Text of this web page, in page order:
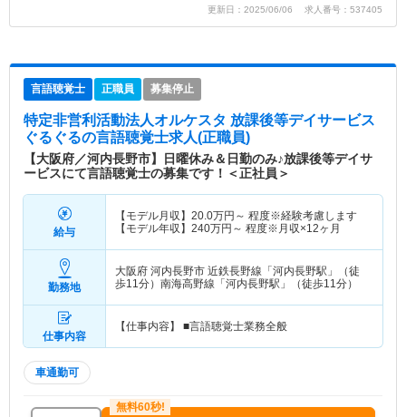
更新日：2025/06/06 求人番号：537405
言語聴覚士 正職員 募集停止
特定非営利活動法人オルケスタ 放課後等デイサービス
ぐるぐるの言語聴覚士求人(正職員)
【大阪府／河内長野市】日曜休み＆日勤のみ♪放課後等デイサ
ービスにて言語聴覚士の募集です！＜正社員＞
給与
【モデル月収】 20.0万円～ 程度※経験考慮します
【モデル年収】 240万円～ 程度※月収×12ヶ月
勤務地
大阪府 河内長野市 近鉄長野線「河内長野駅」（徒
歩11分）南海高野線「河内長野駅」（徒歩11分）
仕事内容
【仕事内容】 ■言語聴覚士業務全般
車通勤可